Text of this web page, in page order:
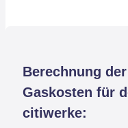
Berechnung
Gaskosten für
citiwerke: